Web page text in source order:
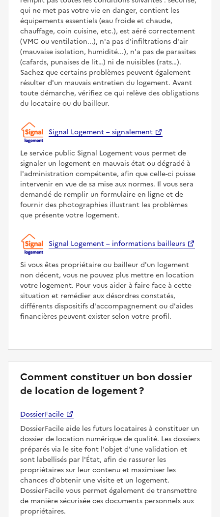
qui ne met pas votre vie en danger, contient les
équipements essentiels (eau froide et chaude,
chauffage, coin cuisine, etc.), est aéré correctement
(VMC ou ventilation...), n'a pas d'infiltrations d'air
(mauvaise isolation, humidité...), n'a pas de parasites
(cafards, punaises de lit…) ni de nuisibles (rats…).
Sachez que certains problèmes peuvent également
résulter d'un mauvais entretien du logement. Avant
toute démarche, vérifiez ce qui relève des obligations
du locataire ou du bailleur.
Signal Logement – signalement
Le service public Signal Logement vous permet de
signaler un logement en mauvais état ou dégradé à
l'administration compétente, afin que celle-ci puisse
intervenir en vue de sa mise aux normes. Il vous sera
demandé de remplir un formulaire en ligne et de
fournir des photographies illustrant les problèmes
que présente votre logement.
Signal Logement – informations bailleurs
Si vous êtes propriétaire ou bailleur d'un logement
non décent, vous ne pouvez plus mettre en location
votre logement. Pour vous aider à faire face à cette
situation et remédier aux désordres constatés,
différents dispositifs d'accompagnement ou d'aides
financières peuvent exister selon votre profil.
Comment constituer un bon dossier
de location de logement ?
DossierFacile
DossierFacile aide les futurs locataires à constituer un
dossier de location numérique de qualité. Les dossiers
préparés via le site font l'objet d'une validation et
sont labellisés par l'État, afin de rassurer les
propriétaires sur leur contenu et maximiser les
chances d'obtenir une visite et un logement.
DossierFacile vous permet également de transmettre
de manière sécurisée ces documents personnels aux
propriétaires.